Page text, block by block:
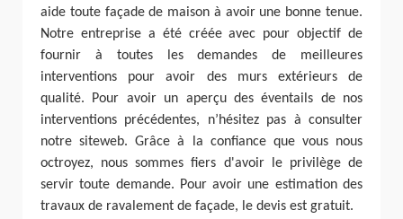
aide toute façade de maison à avoir une bonne tenue.
Notre entreprise a été créée avec pour objectif de
fournir à toutes les demandes de meilleures
interventions pour avoir des murs extérieurs de
qualité. Pour avoir un aperçu des éventails de nos
interventions précédentes, n’hésitez pas à consulter
notre siteweb. Grâce à la confiance que vous nous
octroyez, nous sommes fiers d'avoir le privilège de
servir toute demande. Pour avoir une estimation des
travaux de ravalement de façade, le devis est gratuit.